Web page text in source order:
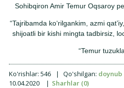
Sohibqiron Amir Temur Oqsaroy
“Tajribamda ko‘rilgankim, azmi
shijoatli bir kishi mingta tadbirsiz,
“Temur
Ko'rishlar: 546 | Qo'shilgan: doynub
10.04.2020
| Sharhlar (0)